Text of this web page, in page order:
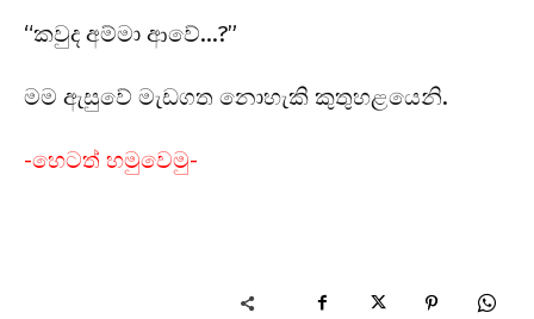
“කවුද අම්මා ආවේ…?”
මම ඇසුවේ මැඩගත නොහැකි කුතුහළයෙනි.
-හෙටත් හමුවෙමු-